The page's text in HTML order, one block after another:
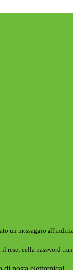
un messaggio
reset della password